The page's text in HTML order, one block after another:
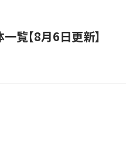
覧【8月6日更新】